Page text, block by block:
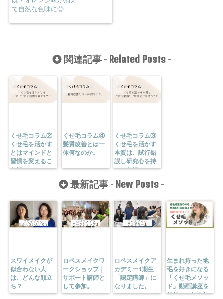
て自然な色味に◎
関連記事 - Related Posts-
くせ毛コラム②
くせ毛を活かす
とはマインドと
習慣を変えるこ
と◎
くせ毛コラム④
髪質改善とは一
体何なのか。
くせ毛コラム③
くせ毛を活かす
本質は、試行錯
誤し研究心を持
つこと◎
最新記事 - New Posts -
スワイメイクが
似合わない人
は、どんな顔立
ち？
ロペスメイクワ
ークショップ｜
サポート講師と
して参加。
ロペスメイクア
カデミー1期生
「認定講師」に
なりました。
生まれ持った地
毛を好きになる
「くせ毛メソッ
ド」動画講座を
リリースしまし